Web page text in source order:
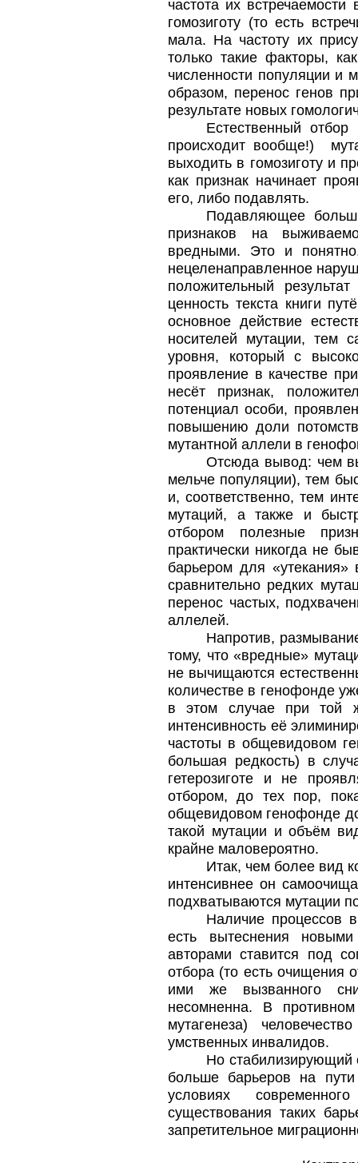
частота их
гомозиготу (то есть
мала. На частоту их
только такие факторы,
численности популяции и
образом, перенос генов
результате новых
Естественный отбор
происходит вообще!)
выходить в гомозиготу и
как признак начинает
его, либо подавлять.
Подавляющее
признаков на
вредными. Это и
нецеленаправленное
положительный
ценность текста книги
основное действие
носителей мутации, тем
уровня, который с
проявление в качестве
несёт признак,
потенциал особи,
повышению доли
мутантной аллели в
Отсюда вывод: чем
мельче популяции), тем
и, соответственно, тем
мутаций, а также и
отбором полезные
практически никогда не
барьером для
сравнительно редких
перенос частых,
аллелей.
Напротив,
тому, что «вредные»
не вычищаются
количестве в генофонде
в этом случае при той
интенсивность её
частоты в общевидовом
большая редкость) в
гетерозиготе и не
отбором, до тех пор,
общевидовом генофонде до
такой мутации и объём
крайне маловероятно.
Итак, чем более вид
интенсивнее он
подхватываются мутации
Наличие процессов
есть вытеснения
авторами ставится под
отбора (то есть очищения
ими же вызванного
несомненна. В
мутагенеза)
умственных инвалидов.
Но стабилизирующий
больше барьеров на
условиях
существования таких
запретительное